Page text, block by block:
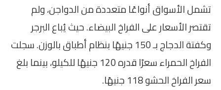
تشمل الأسواق أنواعًا متعددة من الدواجن، ولم
تقتصر الأسعار على الفراخ البيضاء. حيث يُباع البرجر
وكفتة الدجاج بـ 150 جنيهًا بنظام أطباق بالوزن. سجلت
الفراخ الحمراء سعرًا قدره 120 جنيهًا للكيلو، بينما بلغ
سعر الفراخ الحشو 118 جنيهًا.